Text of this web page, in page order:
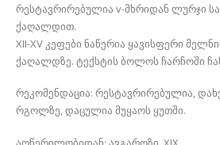
რესტავრირებულია v-მხრიდან ლურჯი
ქაღალდით.
XII-XV კეფები ნაწერია ყავისფერი
ქაღალდზე. ტექსტის ბოლოს ჩარჩოში
რეკომენდაცია: რესტავრირებულია,
რგოლზე, დაცულია მუყაოს ყუთში.